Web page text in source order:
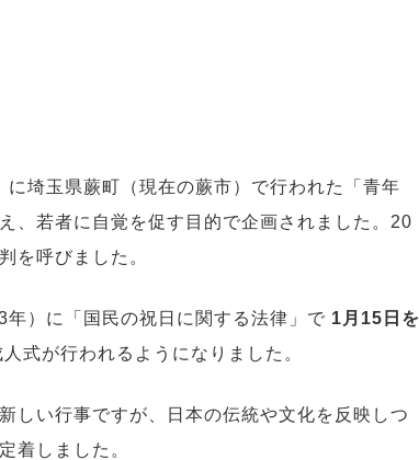
埼玉県蕨町（現在の蕨市）で行われた「青年
、若者に自覚を促す目的で企画されました。20
を呼びました。
）に「国民の祝日に関する法律」で 1月15日を
式が行われるようになりました。
しい行事ですが、日本の伝統や文化を反映しつ
着しました。